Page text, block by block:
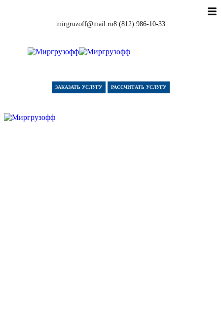
8 (812) 986-10-33
mirgruzoff@mail.ru
ЗАКАЗАТЬ УСЛУГУ РАССЧИТАТЬ УСЛУГУ